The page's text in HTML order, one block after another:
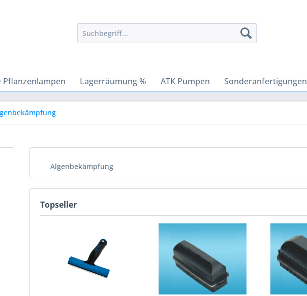
Pflanzenlampen Lagerräumung % ATK Pumpen Sonderanfertigungen
Algenbekämpfung
Topseller